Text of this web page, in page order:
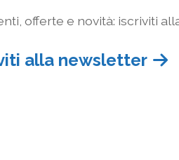
offerte e novità: iscriviti
alla newsletter